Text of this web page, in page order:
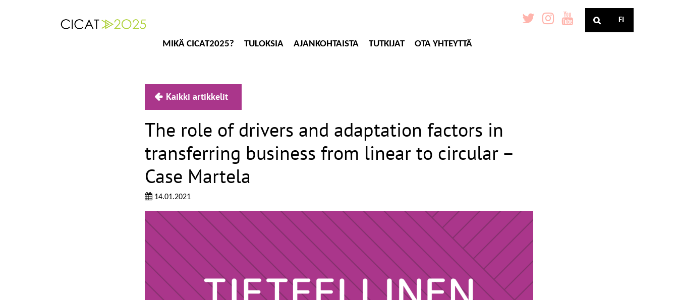
FI
MIKÄ CICAT2025? TULOKSIA AJANKOHTAISTA TUTKIJAT OTA YHTEYTTÄ
Kaikki artikkelit
The role of drivers and adaptation factors in
transferring business from linear to circular –
Case Martela
14.01.2021